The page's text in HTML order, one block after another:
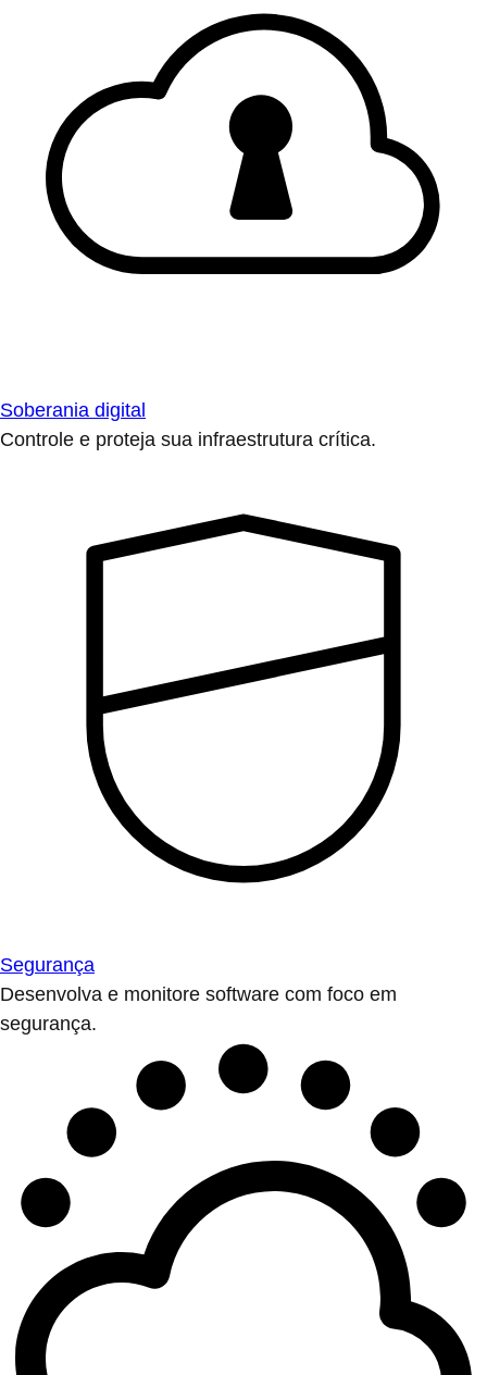
Soberania digital
Controle e proteja sua infraestrutura crítica.
Segurança
Desenvolva e monitore software com foco em
segurança.